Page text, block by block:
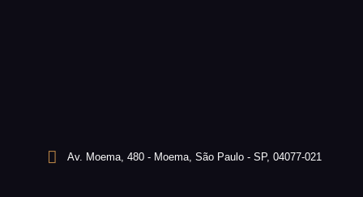
Av. Moema, 480 - Moema, São Paulo - SP, 04077-021